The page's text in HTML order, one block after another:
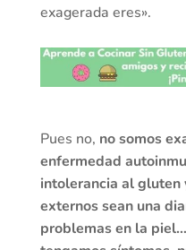
exagerada eres».
Pues no, no somos
enfermedad
intolerancia al gluten
externos sean una
problemas en la